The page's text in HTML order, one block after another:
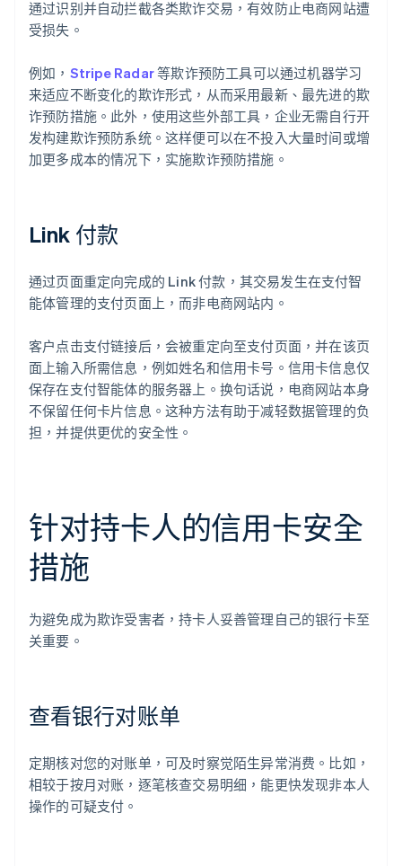
通过识别并自动拦截各类欺诈交易，有效防止电商网站遭
受损失。
例如， Stripe Radar等欺诈预防工具可以通过机器学习
来适应不断变化的欺诈形式，从而采用最新、最先进的欺
诈预防措施。此外，使用这些外部工具，企业无需自行开
发构建欺诈预防系统。这样便可以在不投入大量时间或增
加更多成本的情况下，实施欺诈预防措施。
Link 付款
通过页面重定向完成的 Link 付款，其交易发生在支付智
能体管理的支付页面上，而非电商网站内。
客户点击支付链接后，会被重定向至支付页面，并在该页
面上输入所需信息，例如姓名和信用卡号。信用卡信息仅
保存在支付智能体的服务器上。换句话说，电商网站本身
不保留任何卡片信息。这种方法有助于减轻数据管理的负
担，并提供更优的安全性。
针对持卡人的信用卡安全
措施
为避免成为欺诈受害者，持卡人妥善管理自己的银行卡至
关重要。
查看银行对账单
定期核对您的对账单，可及时察觉陌生异常消费。比如，
相较于按月对账，逐笔核查交易明细，能更快发现非本人
操作的可疑支付。